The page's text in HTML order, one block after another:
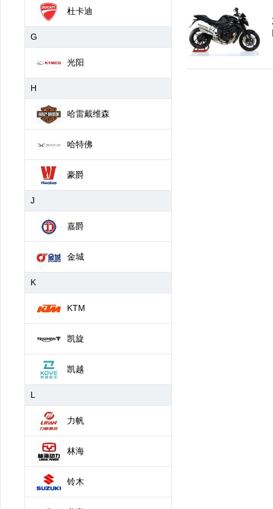
杜卡迪
G
光阳
H
哈雷戴维森
哈特佛
豪爵
J
嘉爵
金城
K
KTM
凯旋
凯越
L
力帆
林海
铃木